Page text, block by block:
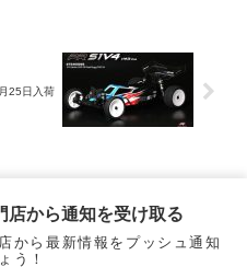
25日入荷
店から通知を受け取る
から最新情報をプッシュ通知
う！